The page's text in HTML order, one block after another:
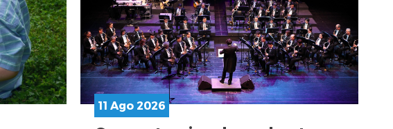
11 Ago 2026